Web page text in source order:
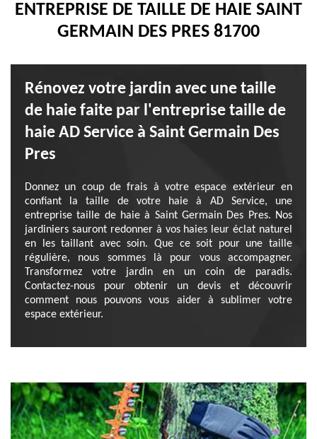
ENTREPRISE DE TAILLE DE HAIE SAINT
GERMAIN DES PRES 81700
Rénovez votre jardin avec une taille
de haie faite par l'entreprise taille de
haie AD Service à Saint Germain Des
Pres
Donnez un coup de frais à votre espace extérieur en
confiant la taille de votre haie à AD Service, une
entreprise taille de haie à Saint Germain Des Pres. Nos
jardiniers sauront redonner à vos haies leur éclat naturel
en les taillant avec soin. Que ce soit pour une taille
régulière, nous sommes là pour vous accompagner.
Transformez votre jardin en un coin de paradis.
Contactez-nous pour obtenir un devis et découvrir
comment nous pouvons vous aider à sublimer votre
espace extérieur.